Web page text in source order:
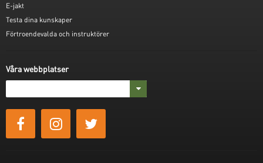
E-jakt
Testa dina kunskaper
Förtroendevalda och instruktörer
Våra webbplatser